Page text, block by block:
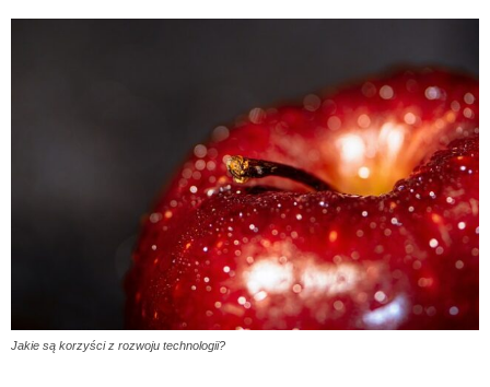
Jakie są korzyści z rozwoju technologii?